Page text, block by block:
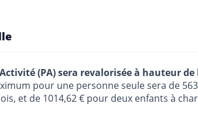
(PA) sera revalorisée à hauteur de
pour une personne seule sera de
et de 1014,62 € pour deux enfants à